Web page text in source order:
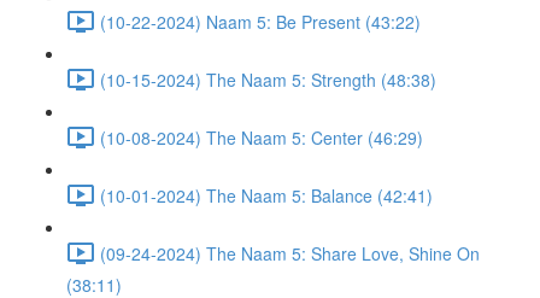
(10-22-2024) Naam 5: Be Present (43:22)
(10-15-2024) The Naam 5: Strength (48:38)
(10-08-2024) The Naam 5: Center (46:29)
(10-01-2024) The Naam 5: Balance (42:41)
(09-24-2024) The Naam 5: Share Love, Shine On
(38:11)